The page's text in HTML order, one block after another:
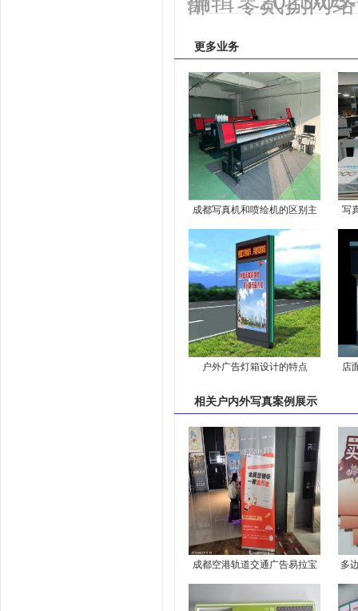
更多业务
成都写真机和喷绘机的区别主
要体现在以下几个方面
写
户外广告灯箱设计的特点 店
相关户内外写真案例 展示
成都空港轨道交通广告易拉宝
展架安装
多